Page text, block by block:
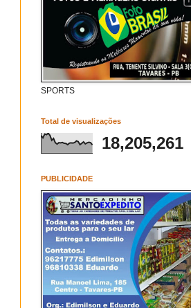
SPORTS
Total de visualizações
18,205,261
PUBLICIDADE